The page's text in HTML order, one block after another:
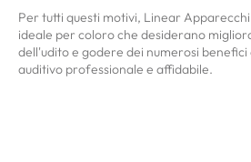
Per tutti questi motivi, Linear
ideale per coloro che desiderano
dell'udito e godere dei numerosi
auditivo professionale e affidabile.